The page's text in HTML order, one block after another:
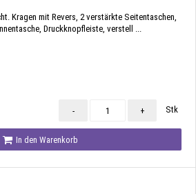
Kragen mit Revers, 2 verstärkte Seitentaschen,
Druckknopfleiste, verstell ...
- + Stk
In den Warenkorb